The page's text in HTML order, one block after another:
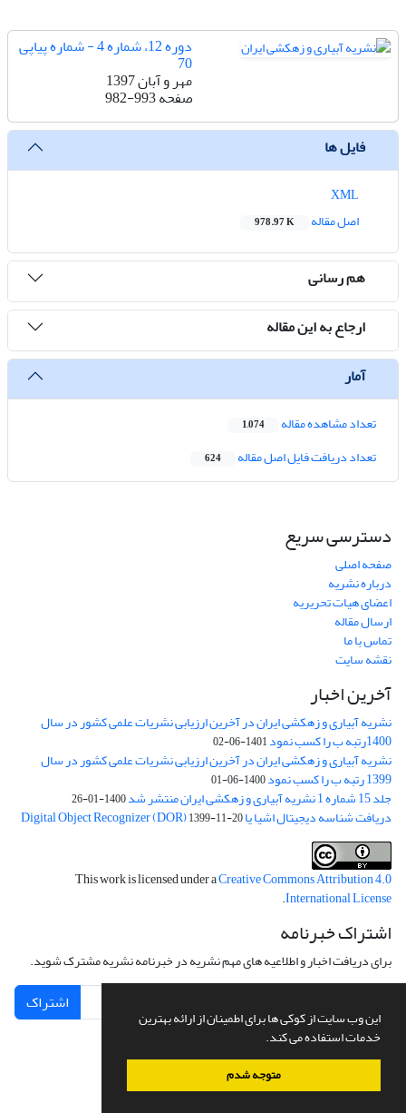
این وب سایت از کوکی ها برای اطمینان از ارائه بهترین
خدمات استفاده می کند.
متوجه شدم
دوره 12، شماره 4 - شماره پیاپی
70
مهر و آبان 1397
صفحه982-993
فایل ها
اصل مقاله
978.97 K
هم رسانی
ارجاع به این مقاله
آمار
تعداد مشاهده مقاله 1,074
تعداد دریافت فایل اصل مقاله 624
دسترسی سریع
صفحه اصلی
درباره نشریه
اعضای هیات تحریریه
ارسال مقاله
تماس با ما
نقشه سایت
آخرین اخبار
نشریه آبیاری و زهکشی ایران در آخرین ارزیابی نشریات علمی کشور در سال
1400رتبه ب را کسب نمود 1401-06-02
نشریه آبیاری و زهکشی ایران در آخرین ارزیابی نشریات علمی کشور در سال
1399 رتبه ب را کسب نمود 1400-06-01
جلد 15 شماره 1 نشریه آبیاری و زهکشی ایران منتشر شد 1400-01-26
دریافت شناسه دیجیتال اشیا یا Digital Object Recognizer (DOR)1399-11-20
This work is licensed under aCreative Commons Attribution 4.0
International License
.
اشتراک خبرنامه
برای دریافت اخبار و اطلاعیه های مهم نشریه در خبرنامه نشریه مشترک شوید.
اشتراک
سامانه مدیریت نشریات علمی.طراحی و پیاده سازی ازسیناوب